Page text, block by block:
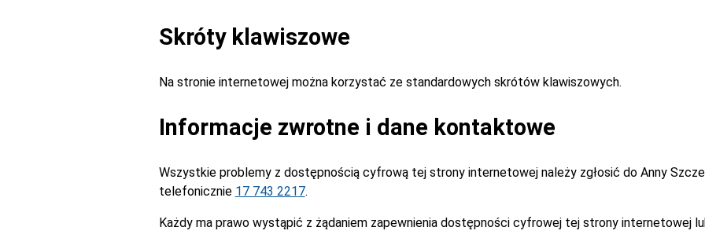
Skróty klawiszowe
Na stronie internetowej można korzystać ze standardowych skrótów klawiszowych.
Informacje zwrotne i dane kontaktowe
Wszystkie problemy z dostępnością cyfrową tej strony internetowej należy zgłosić do Anny
telefonicznie 17 743 2217.
Każdy ma prawo wystąpić z żądaniem zapewnienia dostępności cyfrowej tej strony internetowej